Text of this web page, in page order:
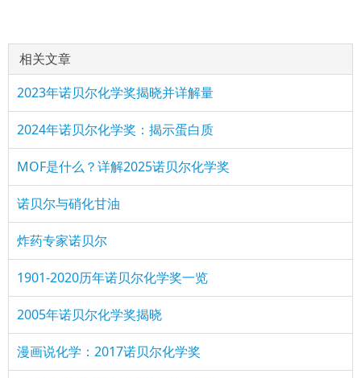
相关文章
2023年诺贝尔化学奖揭晓并详解量
2024年诺贝尔化学奖：揭示蛋白质
MOF是什么？详解2025诺贝尔化学奖
诺贝尔与硝化甘油
炸药专家诺贝尔
1901-2020历年诺贝尔化学奖一览
2005年诺贝尔化学奖揭晓
漫画说化学：2017诺贝尔化学奖